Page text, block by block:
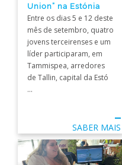
Union” na Estónia
Entre os dias 5 e 12 deste
mês de setembro, quatro
jovens terceirenses e um
líder participaram, em
Tammispea, arredores
de Tallin, capital da Estó
...
SABER MAIS